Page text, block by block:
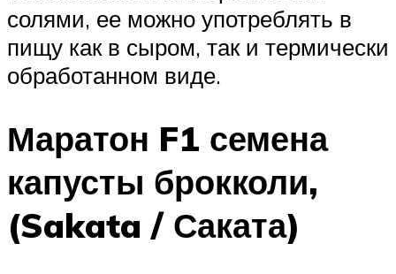
солями, ее можно употреблять в
пищу как в сыром, так и термически
обработанном виде.
Маратон F1 семена
капусты брокколи,
(Sakata / Саката)